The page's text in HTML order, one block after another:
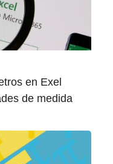
en Exel
de medida